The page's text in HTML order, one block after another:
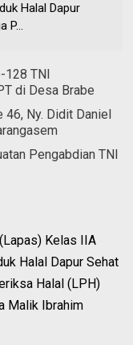
Halal Dapur
P...
TNI
di Desa Brabe
46, Ny. Didit Daniel
Pengabdian TNI
Kelas IIA
Halal Dapur Sehat
Halal (LPH)
Malik Ibrahim